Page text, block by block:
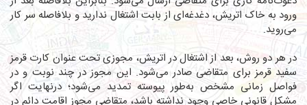
ورود به خاک اتریش، دغدغه‌ای از بابت اشتغال ندارید و بلافاصله سر کار
می‌روید.
در هر دو روش، بعد از اشتغال در اتریش، مجوزی تحت عنوان کارت قرمز
سفید قرمز برای متقاضی صادر می‌شود. این مجوز در چند نوبت و در
فواصل زمانی مشخص به‌طور پیوسته تمدید می‌شود؛ درنهایت اگر
مشکل قانونی خاصی وجود نداشته باشد، متقاضی مجوز اقامت دائم در